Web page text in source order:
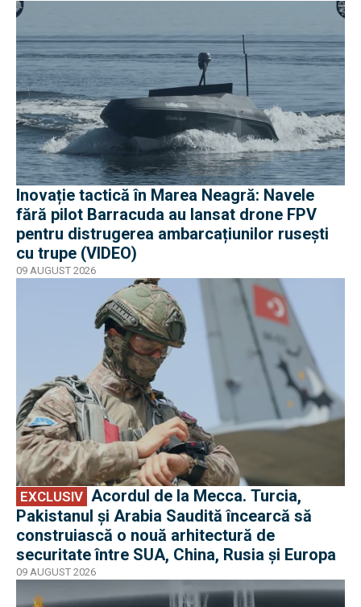
Inovație tactică în Marea Neagră: Navele
fără pilot Barracuda au lansat drone FPV
pentru distrugerea ambarcațiunilor rusești
cu trupe (VIDEO)
09 AUGUST 2026
EXCLUSIV
Pakistanul și Arabia Saudită încearcă să
construiască o nouă arhitectură de
securitate între SUA, China, Rusia și Europa
09 AUGUST 2026